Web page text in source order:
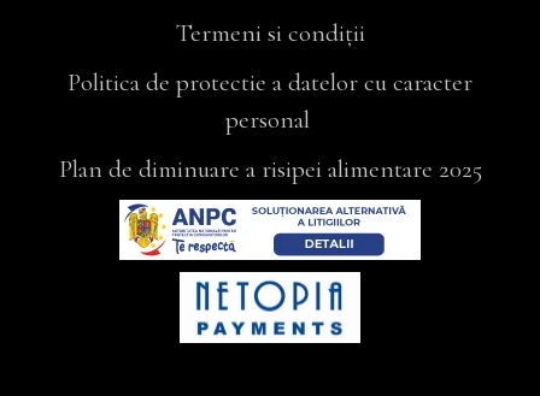
Termeni si condiții
Politica de protectie a datelor cu caracter
personal
Plan de diminuare a risipei alimentare 2025